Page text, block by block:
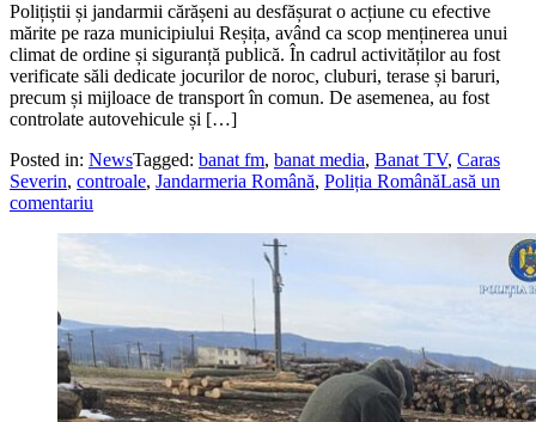
Polițiștii și jandarmii cărășeni au desfășurat o acțiune cu efective
mărite pe raza municipiului Reșița, având ca scop menținerea unui
climat de ordine și siguranță publică. În cadrul activităților au fost
verificate săli dedicate jocurilor de noroc, cluburi, terase și baruri,
precum și mijloace de transport în comun. De asemenea, au fost
controlate autovehicule și […]
Posted in: NewsTagged: banat fm, banat media, Banat TV, Caras
Severin, controale, Jandarmeria Română, Poliția RomânăLasă un
comentariu